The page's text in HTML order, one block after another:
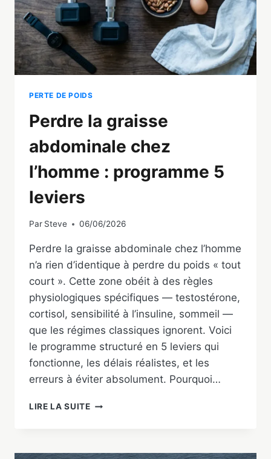
PERTE DE POIDS
Perdre la graisse
abdominale chez
l’homme : programme 5
leviers
Par Steve 06/06/2026
Perdre la graisse abdominale chez l’homme
n’a rien d’identique à perdre du poids « tout
court ». Cette zone obéit à des règles
physiologiques spécifiques — testostérone,
cortisol, sensibilité à l’insuline, sommeil —
que les régimes classiques ignorent. Voici
le programme structuré en 5 leviers qui
fonctionne, les délais réalistes, et les
erreurs à éviter absolument. Pourquoi…
LIRE LA SUITEPERDRE
CHEZ